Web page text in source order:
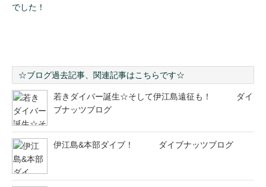
でした！
☆ブログ過去記事、関連記事はこちらです☆
若きダイバー誕生☆そして伊江島遠征も！ ダイ
ブナッツブログ
伊江島&本部ダイブ！ ダイブナッツブログ